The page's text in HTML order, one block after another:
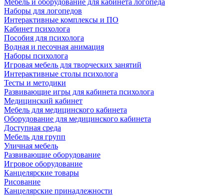
Мебель и оборудование для кабинета логопеда
Наборы для логопедов
Интерактивные комплексы и ПО
Кабинет психолога
Пособия для психолога
Водная и песочная анимация
Наборы психолога
Игровая мебель для творческих занятий
Интерактивные столы психолога
Тесты и методики
Развивающие игры для кабинета психолога
Медицинский кабинет
Мебель для медицинского кабинета
Оборудование для медицинского кабинета
Доступная среда
Мебель для групп
Уличная мебель
Развивающие оборудование
Игровое оборудование
Канцелярские товары
Рисование
Канцелярские принадлежности